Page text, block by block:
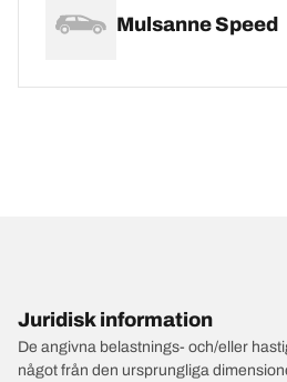
Mulsanne Speed
Juridisk information
De angivna belastnings- och/eller
något från den ursprungliga